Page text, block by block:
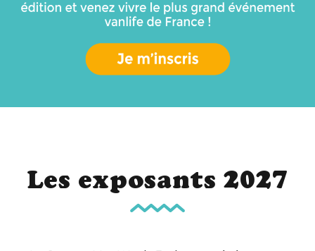
Les exposants 2027